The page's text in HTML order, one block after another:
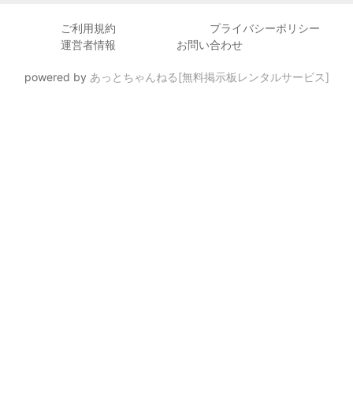
ご利用規約
プライバシーポリシー
運営者情報
お問い合わせ
powered by あっとちゃんねる[無料掲示板レンタルサービス]